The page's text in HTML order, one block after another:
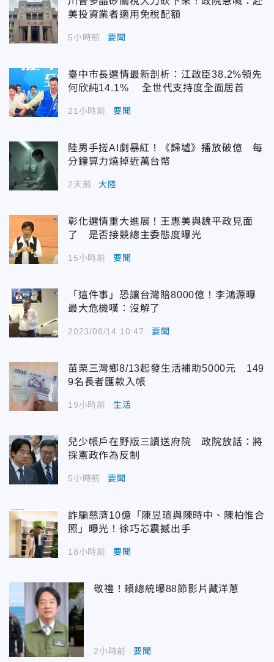
美投資業者適用免稅配額
5小時前 要聞
臺中市長選情最新剖析：江啟臣38.2%領先
何欣純14.1% 全世代支持度全面居首
21小時前 要聞
陸男手搓AI劇暴紅！《歸墟》播放破億 每
分鐘算力燒掉近萬台幣
2天前 大陸
彰化選情重大進展！王惠美與魏平政見面
了 是否接競總主委態度曝光
15小時前 要聞
「這件事」恐讓台灣賠8000億！李鴻源曝
最大危機嘆：沒解了
2023/08/14 10:47 要聞
苗栗三灣鄉8/13起發生活補助5000元 149
9名長者匯款入帳
19小時前 生活
兒少帳戶在野版三讀送府院 政院放話：將
採憲政作為反制
5小時前 要聞
詐騙慈濟10億「陳昱瑄與陳時中、陳柏惟合
照」曝光！徐巧芯震撼出手
18小時前 要聞
敬禮！賴總統曝88節影片藏洋蔥
2小時前 要聞